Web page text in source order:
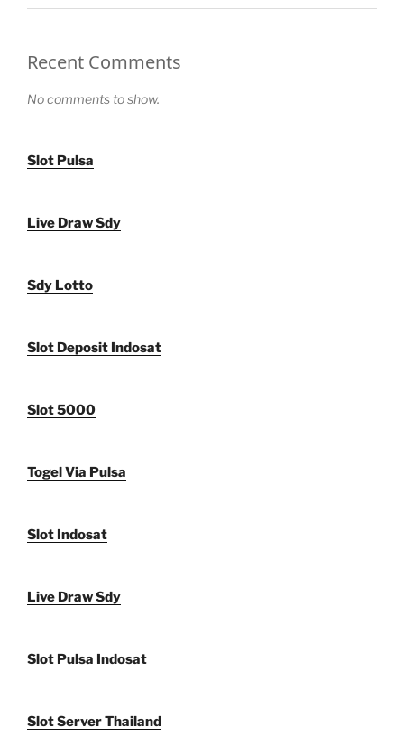
Recent Comments
No comments to show.
Slot Pulsa
Live Draw Sdy
Sdy Lotto
Slot Deposit Indosat
Slot 5000
Togel Via Pulsa
Slot Indosat
Live Draw Sdy
Slot Pulsa Indosat
Slot Server Thailand